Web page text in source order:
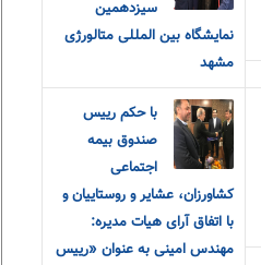
سیزدهمین
نمایشگاه بین المللی متالورژی
مشهد
با حکم رییس
صندوق بیمه
اجتماعی
کشاورزان، عشایر و روستاییان و
با اتفاق آرای هیات مدیره:
مهندس امینی به عنوان «رییس